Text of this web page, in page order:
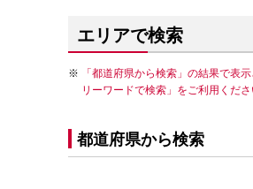
エリアで検索
「都道府県から検索」の結果で表
リーワードで検索」をご利用くださ
都道府県から検索